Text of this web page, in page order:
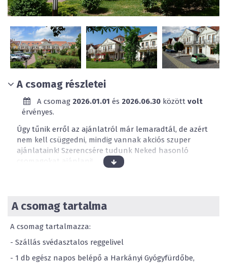
A csomag részletei
A csomag 2026.01.01 és 2026.06.30 között volt
érvényes.
Úgy tűnik erről az ajánlatról már lemaradtál, de azért
nem kell csüggedni, mindig vannak akciós szuper
ajánlataink! Szerencsére tudunk Neked hasonló
csomagokat ajánlani!
A csomag tartalma
A csomag tartalmazza:
- Szállás svédasztalos reggelivel
- 1 db egész napos belépő a Harkányi Gyógyfürdőbe,